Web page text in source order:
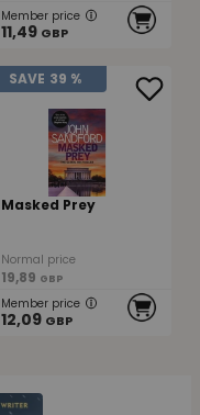
Member price
11,49 GBP
SAVE 39 %
Masked Prey
Normal price
19,89 GBP
Member price
12,09 GBP